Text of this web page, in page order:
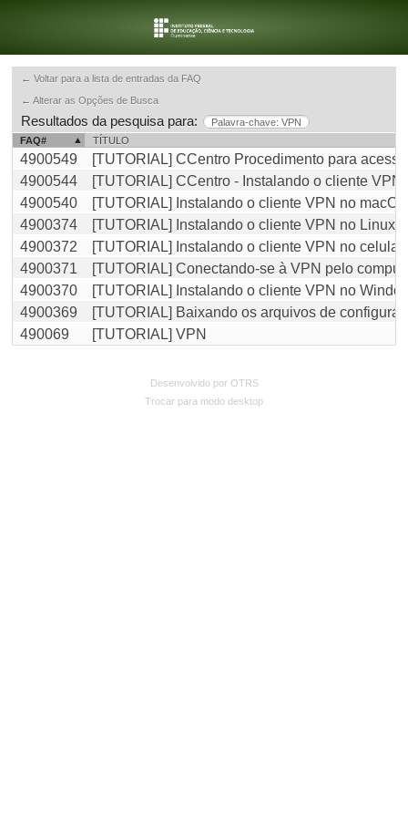
← Voltar para a lista de entradas da FAQ
← Alterar as Opções de Busca
Resultados da pesquisa para:
Palavra-chave: VPN
FAQ#
TÍTULO
4900549
[TUTORIAL] CCentro Procedimento para
4900544
[TUTORIAL] CCentro - Instalando o cliente VPN
4900540
[TUTORIAL] Instalando o cliente VPN no macOS
4900374
[TUTORIAL] Instalando o cliente VPN no Linux
4900372
[TUTORIAL] Instalando o cliente VPN no celular
4900371
[TUTORIAL] Conectando-se à VPN pelo
4900370
[TUTORIAL] Instalando o cliente VPN no
4900369
[TUTORIAL] Baixando os arquivos de
490069
[TUTORIAL] VPN
Desenvolvido por OTRS
Trocar para modo desktop